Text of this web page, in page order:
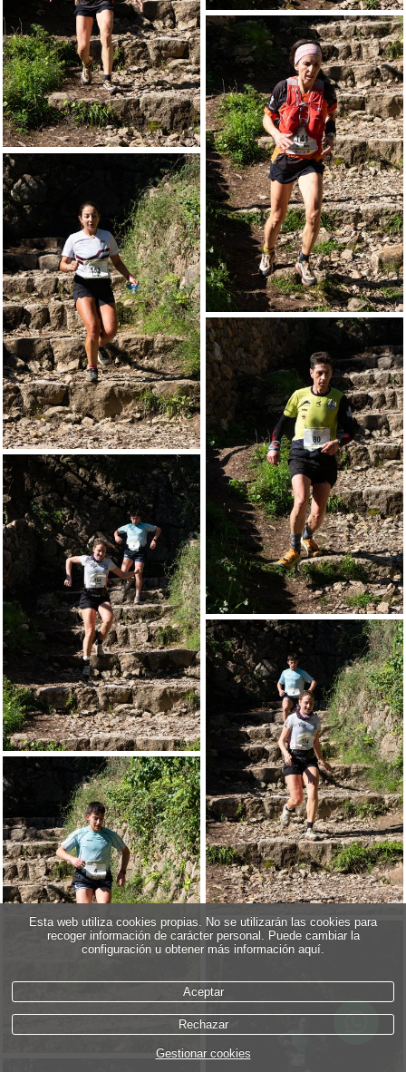
Esta web utiliza cookies propias. No se utilizarán las cookies para
recoger información de carácter personal. Puede cambiar la
configuración u obtener más información aquí.
Aceptar
Rechazar
Gestionar cookies